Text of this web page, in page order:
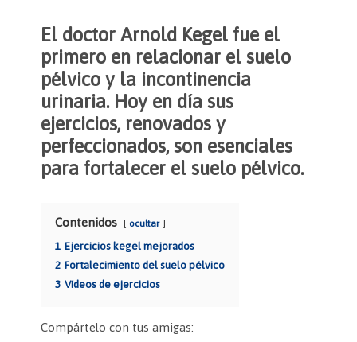
El doctor Arnold Kegel fue el
primero en relacionar el suelo
pélvico y la incontinencia
urinaria. Hoy en día sus
ejercicios, renovados y
perfeccionados, son esenciales
para fortalecer el suelo pélvico.
Contenidos ocultar
1 Ejercicios kegel mejorados
2 Fortalecimiento del suelo pélvico
3 Vídeos de ejercicios
Compártelo con tus amigas: